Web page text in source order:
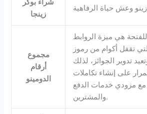
شراء بوكر
زينجا
مجموع
أرقام
الدومينو
للفتحة هي ميزة الروابط
تقفل أكوام من رموز
تدوير الجوائز، لذلك
على إنشاء تكاملات
مزودي خدمات الدفع
والمشترين.